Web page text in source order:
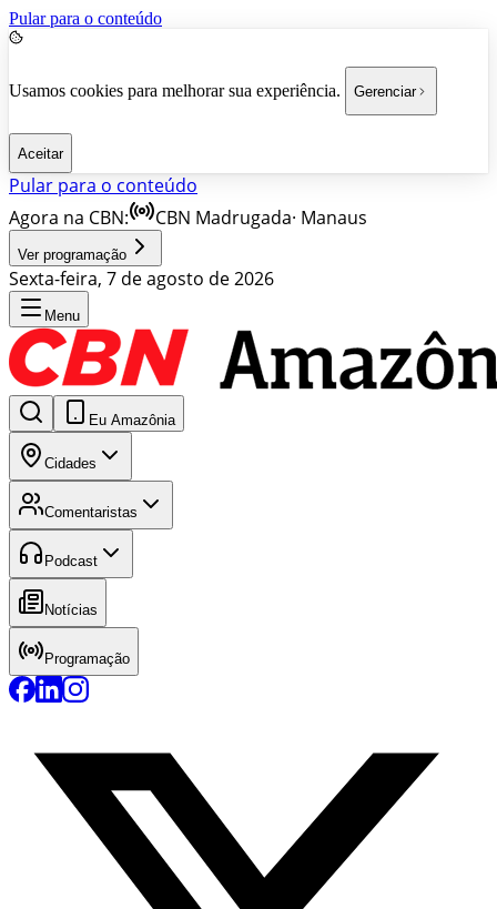
Pular para o conteúdo
Usamos cookies para melhorar sua experiência. Gerenciar
Aceitar
Pular para o conteúdo
Agora na CBN:
CBN Madrugada· Manaus
Ver programação
Sexta-feira, 7 de agosto de 2026
Menu
Eu Amazônia
Cidades
Comentaristas
Podcast
Notícias
Programação